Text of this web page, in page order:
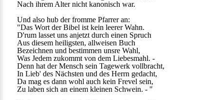
Nach ihrem Alter nicht kanonisch war.
Und also hub der fromme Pfarrer an:
"Das Wort der Bibel ist kein leerer Wahn.
D'rum lasset uns anjetzt durch einen Spruch
Aus diesem heiligsten, allweisen Buch
Bezeichnen und bestimmen unsre Wahl,
Was Jedem zukommt von dem Liebesmahl. -
Denn hat der Mensch sein Tagewerk vollbracht,
In Lieb' des Nächsten und des Herrn gedacht,
Da mag es dann wohl auch kein Frevel sein,
Zu laben sich an einem kleinen Schwein. - "